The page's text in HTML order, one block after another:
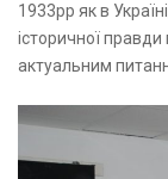
1933рр як в
історичної
актуальним